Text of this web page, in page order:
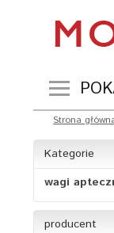
Strona
Kategorie
wagi
producent